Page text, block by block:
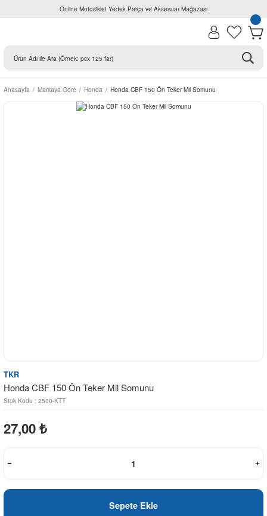
Online Motosiklet Yedek Parça ve Aksesuar Mağazası
Anasayfa Markaya Göre Honda Honda CBF 150 Ön Teker Mil Somunu
TKR
Honda CBF 150 Ön Teker Mil Somunu
Stok Kodu : 2500-KTT
27,00 ₺
Sepete Ekle